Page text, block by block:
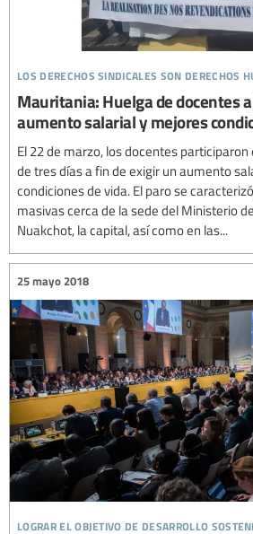
los derechos sindicales son derechos
Mauritania: Huelga de docentes
aumento salarial y mejores
El 22 de marzo, los docentes
de tres días a fin de exigir un aumento
condiciones de vida. El paro se
masivas cerca de la sede del Ministerio
Nuakchot, la capital, así como en las...
lograr el objetivo de desarrollo
25 mayo 2018